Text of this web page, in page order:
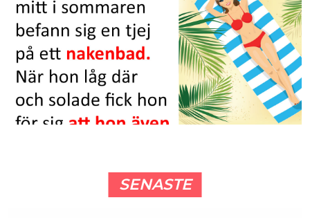
SENASTE